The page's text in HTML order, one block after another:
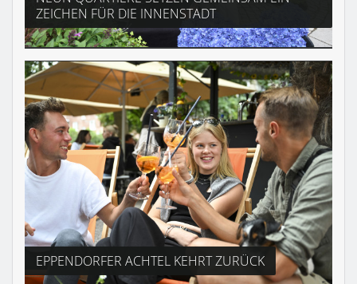
ZEICHEN FÜR DIE INNENSTADT
EPPENDORFER ACHTEL KEHRT ZURÜCK